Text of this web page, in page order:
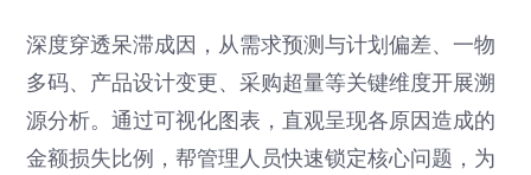
深度穿透呆滞成因，从需求预测与计划偏差、一物
多码、产品设计变更、采购超量等关键维度开展溯
源分析。通过可视化图表，直观呈现各原因造成的
金额损失比例，帮管理人员快速锁定核心问题，为